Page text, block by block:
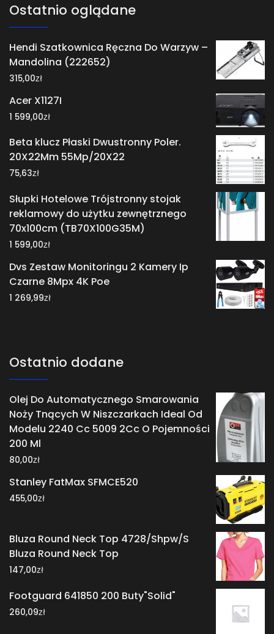
Ostatnio oglądane
Hendi Szatkownica Ręczna Do Warzyw –
Mandolina (222652)
315,00zł
Acer X1127I
1 599,00zł
Beta klucz Płaski Dwustronny Poler.
20X22Mm 55Mp/20X22
75,63zł
Słupki Hotelowe Trójstronny stojak
reklamowy do użytku zewnętrznego
70x100cm (TB70X100G35M)
1 599,00zł
Dvs Zestaw Monitoringu 2 Kamery Ip
Czarne 8Mpx 4K Poe
1 269,99zł
Ostatnio dodane
Olej Do Automatycznego Smarowania
Noży Tnących W Niszczarkach Ideal Od
Modelu 2240 Cc 5009 2Cc O Pojemności
200 Ml
80,00zł
Stanley FatMax SFMCE520
455,00zł
Bluza Round Neck Top 4728/Shpw/S
Bluza Round Neck Top
147,00zł
Footguard 641850 200 Buty"Solid"
260,09zł